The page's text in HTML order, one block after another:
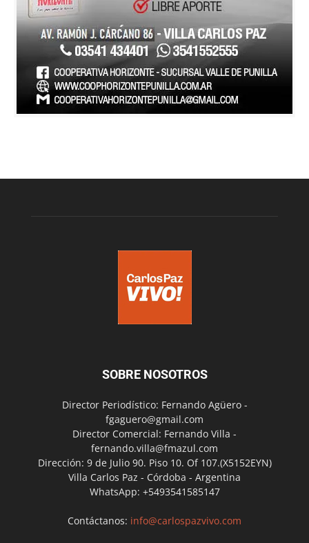
SOBRE NOSOTROS
Director Periodístico: Fernando Agüero -
fgaguero@gmail.com
Director Comercial: Fernando Villa -
fernando.villa@fmazul.com
Dirección: 9 de Julio 90. Piso 10. Of 107.(X5152EYN)
Villa Carlos Paz - Córdoba - Argentina
WhatsApp: +5493541585147
Contáctanos: info@carlospazvivo.com